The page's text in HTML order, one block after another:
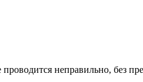
неправильно, без